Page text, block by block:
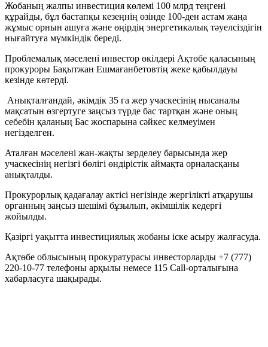
Жобаның жалпы инвестиция көлемі 100 млрд теңгені
құрайды, бұл бастапқы кезеңнің өзінде 100-ден астам жаңа
жұмыс орнын ашуға және өңірдің энергетикалық тәуелсіздігін
нығайтуға мүмкіндік береді.
Проблемалық мәселені инвестор өкілдері Ақтөбе қаласының
прокуроры Бақытжан Ешмағанбетовтің жеке қабылдауы
кезінде көтерді.
Анықталғандай, әкімдік 35 га жер учаскесінің нысаналы
мақсатын өзгертуге заңсыз түрде бас тартқан және оның
себебін қаланың Бас жоспарына сәйкес келмеуімен
негізделген.
Аталған мәселені жан-жақты зерделеу барысында жер
учаскесінің негізгі бөлігі өндірістік аймақта орналасқаны
анықталды.
Прокурорлық қадағалау актісі негізінде жергілікті атқарушы
органның заңсыз шешімі бұзылып, әкімшілік кедергі
жойылды.
Қазіргі уақытта инвестициялық жобаны іске асыру жалғасуда.
Ақтөбе облысының прокуратурасы инвесторларды +7 (777)
220-10-77 телефоны арқылы немесе 115 Call-орталығына
хабарласуға шақырады.